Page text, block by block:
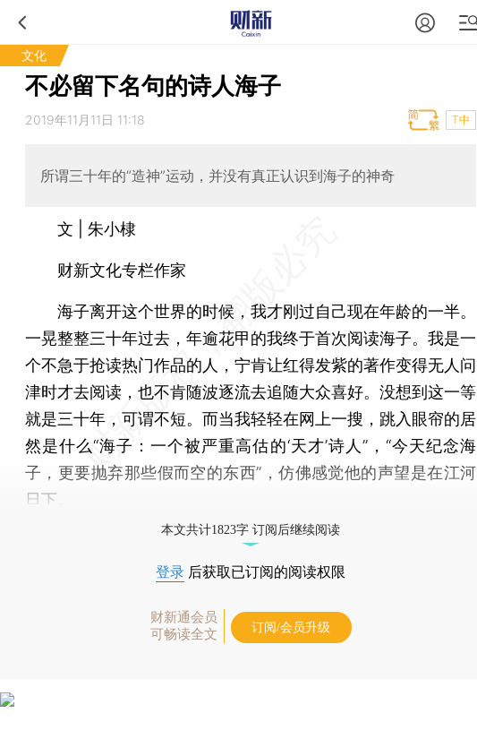
文化
不必留下名句的诗人海子
2019年11月11日 11:18 T中
所谓三十年的“造神”运动，并没有真正认识到海子的神奇
文 | 朱小棣
财新文化专栏作家
海子离开这个世界的时候，我才刚过自己现在年龄的一半。
一晃整整三十年过去，年逾花甲的我终于首次阅读海子。我是一
个不急于抢读热门作品的人，宁肯让红得发紫的著作变得无人问
津时才去阅读，也不肯随波逐流去追随大众喜好。没想到这一等
就是三十年，可谓不短。而当我轻轻在网上一搜，跳入眼帘的居
然是什么“海子：一个被严重高估的‘天才’诗人”，“今天纪念海
子，更要抛弃那些假而空的东西”，仿佛感觉他的声望是在江河
日下。
本文共计1823字 订阅后继续阅读
登录 后获取已订阅的阅读权限
财新通会员
可畅读全文
订阅/会员升级